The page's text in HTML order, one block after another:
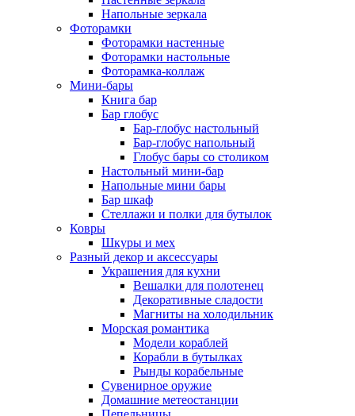
Напольные зеркала
Фоторамки
Фоторамки настенные
Фоторамки настольные
Фоторамка-коллаж
Мини-бары
Книга бар
Бар глобус
Бар-глобус настольный
Бар-глобус напольный
Глобус бары со столиком
Настольный мини-бар
Напольные мини бары
Бар шкаф
Стеллажи и полки для бутылок
Ковры
Шкуры и мех
Разный декор и аксессуары
Украшения для кухни
Вешалки для полотенец
Декоративные сладости
Магниты на холодильник
Морская романтика
Модели кораблей
Корабли в бутылках
Рынды корабельные
Сувенирное оружие
Домашние метеостанции